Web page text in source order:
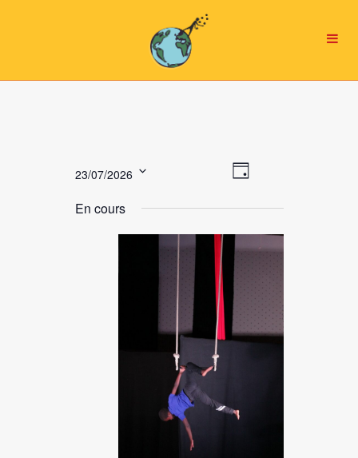
Navigation
par
consultations
NAVIGATION
DE
Jour
23/07/2026
une
En cours